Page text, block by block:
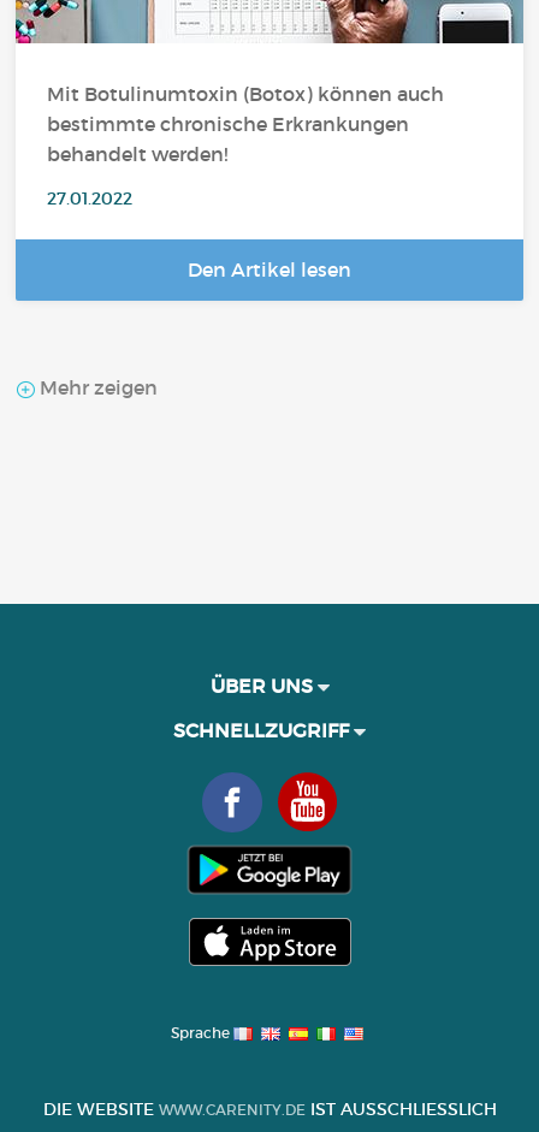
Mit Botulinumtoxin (Botox) können auch
bestimmte chronische Erkrankungen
behandelt werden!
27.01.2022
Den Artikel lesen
Mehr zeigen
ÜBER UNS
SCHNELLZUGRIFF
Sprache
DIE WEBSITE WWW.CARENITY.DEIST AUSSCHLIESSLICH Z